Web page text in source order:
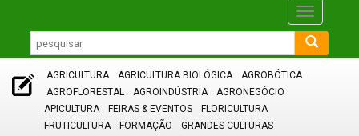
Toggle
AGRICULTURA AGRICULTURA BIOLÓGICA
AGROBÓTICA
AGROFLORESTAL
AGROINDÚSTRIA
AGRONEGÓCIO
APICULTURA
FEIRAS & EVENTOS
FLORICULTURA
FRUTICULTURA
FORMAÇÃO
GRANDES CULTURAS